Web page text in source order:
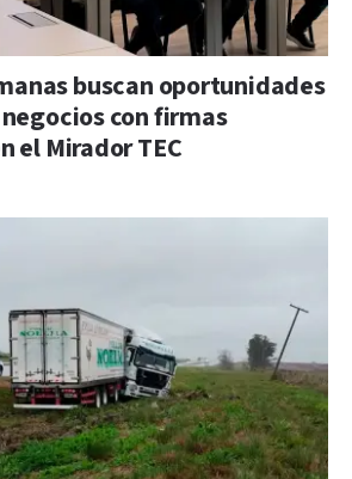
buscan oportunidades
con firmas
el Mirador TEC